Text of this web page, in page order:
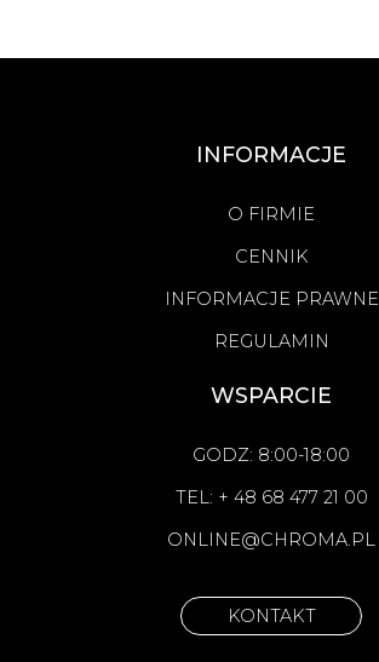
INFORMACJE
O FIRMIE
CENNIK
INFORMACJE PRAWNE
REGULAMIN
WSPARCIE
GODZ: 8:00-18:00
TEL: + 48 68 477 21 00
ONLINE@CHROMA.PL
KONTAKT